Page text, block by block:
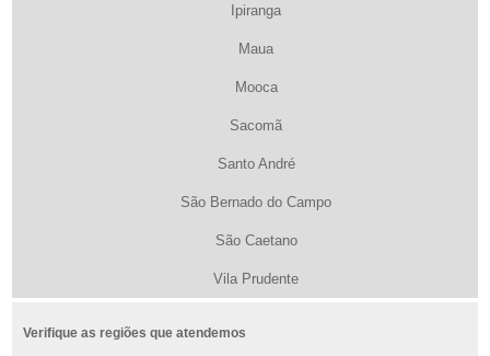
Ipiranga
Maua
Mooca
Sacomã
Santo André
São Bernado do Campo
São Caetano
Vila Prudente
Verifique as regiões que atendemos